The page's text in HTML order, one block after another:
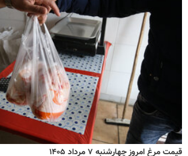
قیمت مرغ امروز چهارشنبه ۷ مرداد ۱۴۰۵